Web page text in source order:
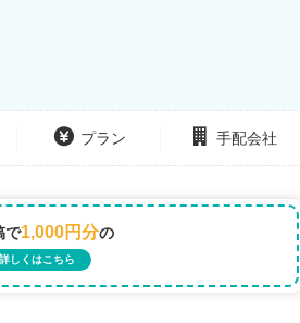
プラン 手配会社
で1,000円分の
詳しくはこちら